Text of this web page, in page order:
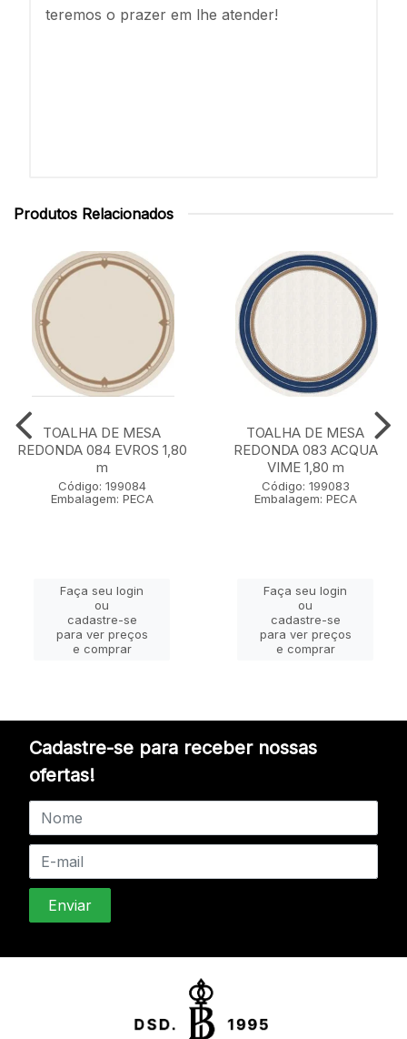
teremos o prazer em lhe atender!
Produtos Relacionados
TOALHA DE MESA
REDONDA 084 EVROS 1,80
m
Código: 199084
Embalagem: PECA
Faça seu login
ou
cadastre-se
para ver preços
e comprar
TOALHA DE MESA
REDONDA 083 ACQUA
VIME 1,80 m
Código: 199083
Embalagem: PECA
Faça seu login
ou
cadastre-se
para ver preços
e comprar
Cadastre-se para receber nossas
ofertas!